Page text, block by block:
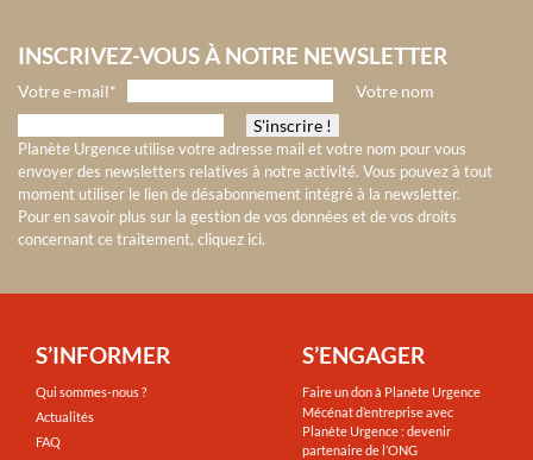
INSCRIVEZ-VOUS À NOTRE NEWSLETTER
Votre e-mail* Votre nom
Planète Urgence utilise votre adresse mail et votre nom pour vous
envoyer des newsletters relatives à notre activité. Vous pouvez à tout
moment utiliser le lien de désabonnement intégré à la newsletter.
Pour en savoir plus sur la gestion de vos données et de vos droits
concernant ce traitement, cliquez ici.
S’INFORMER
Qui sommes-nous ?
Actualités
FAQ
S’ENGAGER
Faire un don à Planète Urgence
Mécénat d’entreprise avec
Planète Urgence : devenir
partenaire de l’ONG